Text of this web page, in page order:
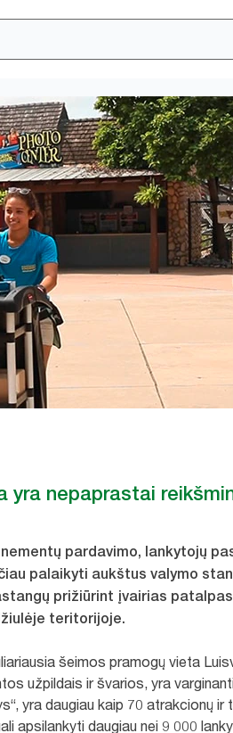
yra nepaprastai
pardavimo, lankytojų
palaikyti aukštus valymo
prižiūrint įvairias
teritorijoje.
šeimos pramogų vieta
užpildais ir švarios, yra
yra daugiau kaip 70 atrakcionų ir
apsilankyti daugiau nei 9 000